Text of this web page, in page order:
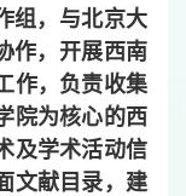
组，与北京大
作，开展西南
作，负责收集
院为核心的西
及学术活动信
文献目录，建